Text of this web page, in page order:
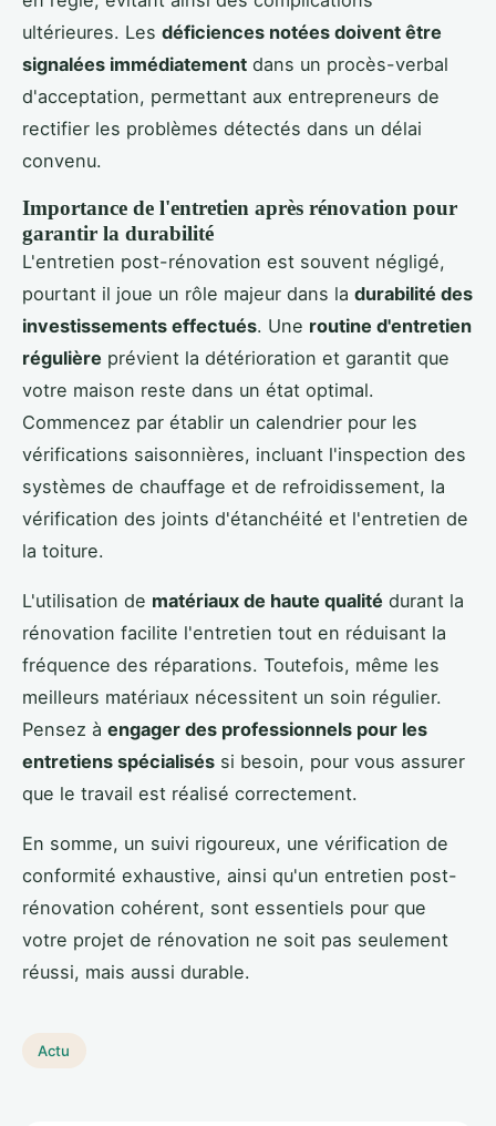
ultérieures. Les déficiences notées doivent être
signalées immédiatement dans un procès-verbal
d'acceptation, permettant aux entrepreneurs de
rectifier les problèmes détectés dans un délai
convenu.
Importance de l'entretien après rénovation pour
garantir la durabilité
L'entretien post-rénovation est souvent négligé,
pourtant il joue un rôle majeur dans la durabilité des
investissements effectués. Une routine d'entretien
régulière prévient la détérioration et garantit que
votre maison reste dans un état optimal.
Commencez par établir un calendrier pour les
vérifications saisonnières, incluant l'inspection des
systèmes de chauffage et de refroidissement, la
vérification des joints d'étanchéité et l'entretien de
la toiture.
L'utilisation de matériaux de haute qualité durant la
rénovation facilite l'entretien tout en réduisant la
fréquence des réparations. Toutefois, même les
meilleurs matériaux nécessitent un soin régulier.
Pensez à engager des professionnels pour les
entretiens spécialisés si besoin, pour vous assurer
que le travail est réalisé correctement.
En somme, un suivi rigoureux, une vérification de
conformité exhaustive, ainsi qu'un entretien post-
rénovation cohérent, sont essentiels pour que
votre projet de rénovation ne soit pas seulement
réussi, mais aussi durable.
Actu